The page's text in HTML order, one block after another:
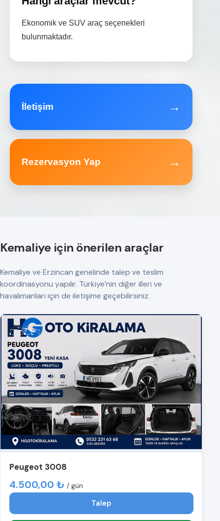
Ekonomik ve SUV araç seçenekleri
bulunmaktadır.
İletişim →
Rezervasyon Yap →
Kemaliye için önerilen araçlar
Kemaliye ve Erzincan genelinde talep ve teslim
koordinasyonu yapılır. Türkiye’nin diğer illeri ve
havalimanları için de iletişime geçebilirsiniz.
Peugeot 3008
4.500,00 ₺ / gün
Talep